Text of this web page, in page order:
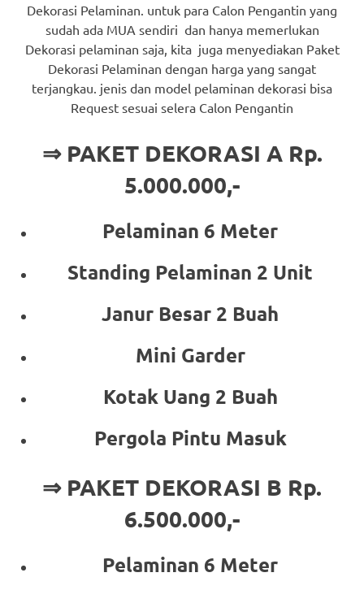
Dekorasi Pelaminan. untuk para Calon Pengantin yang
sudah ada MUA sendiri dan hanya memerlukan
Dekorasi pelaminan saja, kita juga menyediakan Paket
Dekorasi Pelaminan dengan harga yang sangat
terjangkau. jenis dan model pelaminan dekorasi bisa
Request sesuai selera Calon Pengantin
⇒ PAKET DEKORASI A Rp.
5.000.000,-
Pelaminan 6 Meter
Standing Pelaminan 2 Unit
Janur Besar 2 Buah
Mini Garder
Kotak Uang 2 Buah
Pergola Pintu Masuk
⇒ PAKET DEKORASI B Rp.
6.500.000,-
Pelaminan 6 Meter